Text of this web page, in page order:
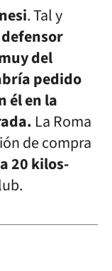
. Tal y
del
pedido
él en la
La Roma
de compra
20 kilos-